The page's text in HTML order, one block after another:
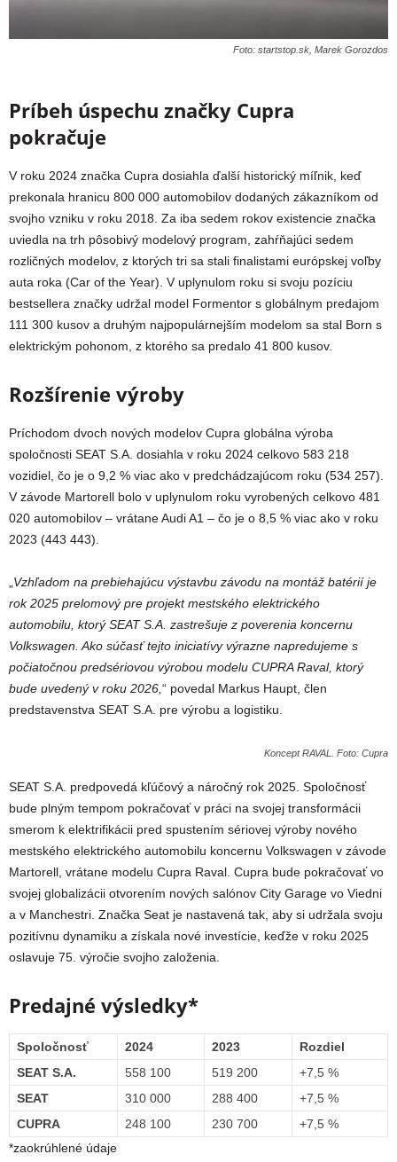
Foto: startstop.sk, Marek Gorozdos
Príbeh úspechu značky Cupra
pokračuje
V roku 2024 značka Cupra dosiahla ďalší historický míľnik, keď
prekonala hranicu 800 000 automobilov dodaných zákazníkom od
svojho vzniku v roku 2018. Za iba sedem rokov existencie značka
uviedla na trh pôsobivý modelový program, zahŕňajúci sedem
rozličných modelov, z ktorých tri sa stali finalistami európskej voľby
auta roka (Car of the Year). V uplynulom roku si svoju pozíciu
bestsellera značky udržal model Formentor s globálnym predajom
111 300 kusov a druhým najpopulárnejším modelom sa stal Born s
elektrickým pohonom, z ktorého sa predalo 41 800 kusov.
Rozšírenie výroby
Príchodom dvoch nových modelov Cupra globálna výroba
spoločnosti SEAT S.A. dosiahla v roku 2024 celkovo 583 218
vozidiel, čo je o 9,2 % viac ako v predchádzajúcom roku (534 257).
V závode Martorell bolo v uplynulom roku vyrobených celkovo 481
020 automobilov – vrátane Audi A1 – čo je o 8,5 % viac ako v roku
2023 (443 443).
Vzhľadom na prebiehajúcu výstavbu závodu na montáž batérií je
rok 2025 prelomový pre projekt mestského elektrického
automobilu, ktorý SEAT S.A. zastrešuje z poverenia koncernu
Volkswagen. Ako súčasť tejto iniciatívy výrazne napredujeme s
počiatočnou predsériovou výrobou modelu CUPRA Raval, ktorý
bude uvedený v roku 2026, “ povedal Markus Haupt, člen
predstavenstva SEAT S.A. pre výrobu a logistiku.
Koncept RAVAL. Foto: Cupra
SEAT S.A. predpovedá kľúčový a náročný rok 2025. Spoločnosť
bude plným tempom pokračovať v práci na svojej transformácii
smerom k elektrifikácii pred spustením sériovej výroby nového
mestského elektrického automobilu koncernu Volkswagen v závode
Martorell, vrátane modelu Cupra Raval. Cupra bude pokračovať vo
svojej globalizácii otvorením nových salónov City Garage vo Viedni
a v Manchestri. Značka Seat je nastavená tak, aby si udržala svoju
pozitívnu dynamiku a získala nové investície, keďže v roku 2025
oslavuje 75. výročie svojho založenia.
Predajné výsledky*
Spoločnosť 2024 2023
Rozdiel
SEAT S.A.
558 100 519 200
+7,5 %
SEAT
310 000 288 400
+7,5 %
CUPRA
248 100 230 700
+7,5 %
*zaokrúhlené údaje